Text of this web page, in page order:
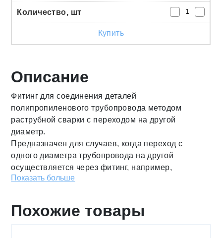
Купить
Описание
Фитинг для соединения деталей
полипропиленового трубопровода методом
раструбной сварки с переходом на другой
диаметр.
Предназначен для случаев, когда переход с
одного диаметра трубопровода на другой
осуществляется через фитинг, например,
полипропиленовый угольник или тройник.
Показать больше
Похожие товары